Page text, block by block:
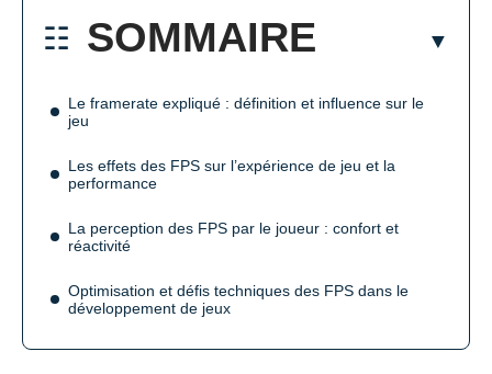
SOMMAIRE
Le framerate expliqué : définition et influence sur le
jeu
Les effets des FPS sur l’expérience de jeu et la
performance
La perception des FPS par le joueur : confort et
réactivité
Optimisation et défis techniques des FPS dans le
développement de jeux